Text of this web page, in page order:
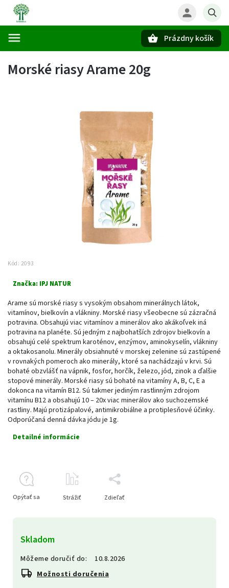
Prázdny košík
Morské riasy Arame 20g
Kód: 2093
Značka: IPJ NATUR
Skladom
Môžeme doručiť do:
10.8.2026
Možnosti doručenia
Arame sú morské riasy s vysokým obsahom minerálnych látok,
vitamínov, bielkovín a vlákniny. Morské riasy všeobecne sú zázračná
potravina. Obsahujú viac vitamínov a minerálov ako akákoľvek iná
potravina na planéte. Sú jedným z najbohatších zdrojov bielkovín a
obsahujú celé spektrum karoténov, enzýmov, aminokyselín, vlákniny
a oktakosanolu. Minerály obsiahnuté v morskej zelenine sú zastúpené
v rovnakých pomeroch ako minerály, ktoré sa nachádzajú v krvi. Sú
bohaté obzvlášť na vápnik, fosfor, horčík, železo, jód, zinok a ďalšie
stopové minerály. Morské riasy sú bohaté na vitamíny A, B, C, E a
dokonca na vitamín B12. Sú takmer jediným rastlinným zdrojom
vitamínu B12 a obsahujú 10 – 20x viac minerálov ako suchozemské
rastliny. Majú protizápalové, antimikrobiálne a protiplesňové účinky.
Odporúčaná denná dávka jódu je 1g.
Detailné informácie
Opýtať sa Strážiť Zdieľať